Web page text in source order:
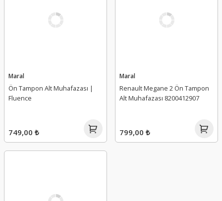
Maral
Ön Tampon Alt Muhafazası |
Fluence
749,00 ₺
Maral
Renault Megane 2 Ön Tampon
Alt Muhafazası 8200412907
799,00 ₺